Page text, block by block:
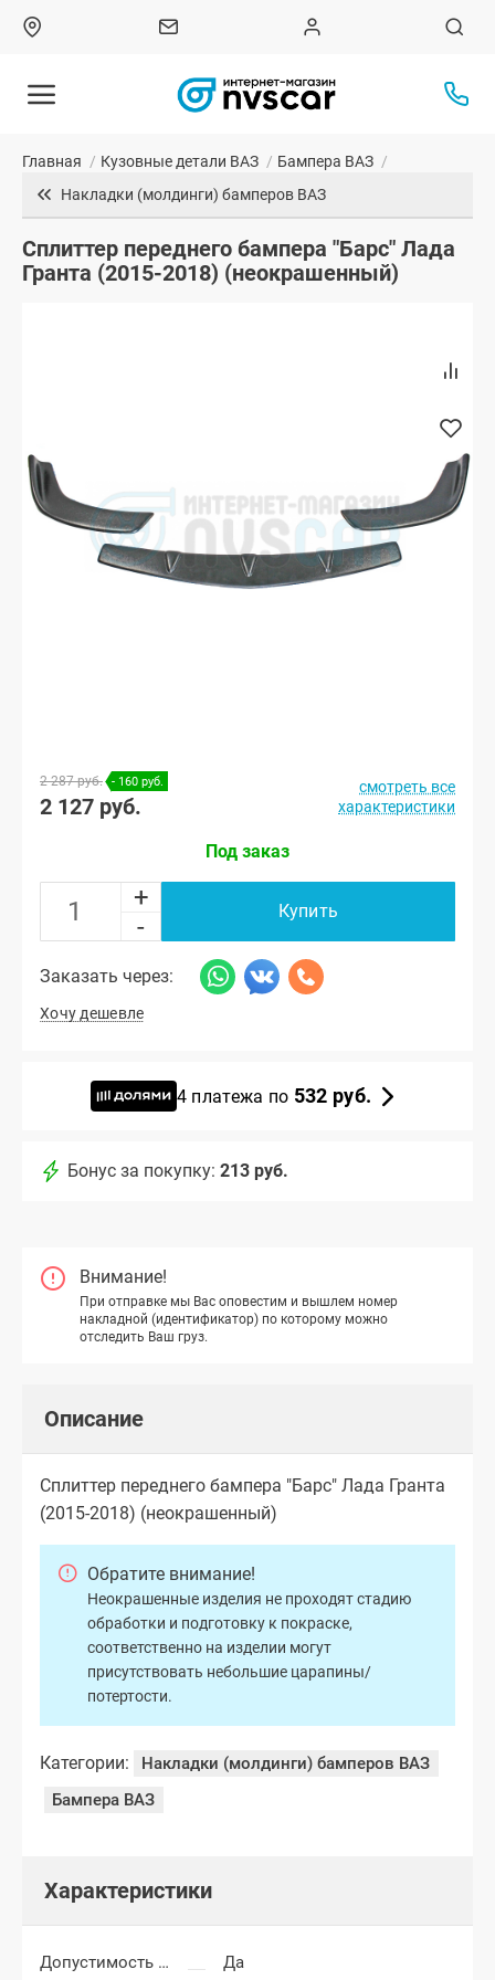
Главная / Кузовные детали ВАЗ / Бампера ВАЗ /
Накладки (молдинги) бамперов ВАЗ
Сплиттер переднего бампера "Барс" Лада
Гранта (2015-2018) (неокрашенный)
2 287 руб. - 160 руб.
2 127 руб.
смотреть все
характеристики
Под заказ
+
-
Купить
Заказать через:
Хочу дешевле
4 платежа по 532 руб.
Бонус за покупку: 213 руб.
Внимание!
При отправке мы Вас оповестим и вышлем номер
накладной (идентификатор) по которому можно
отследить Ваш груз.
Описание
Сплиттер переднего бампера "Барс" Лада Гранта
(2015-2018) (неокрашенный)
Обратите внимание!
Неокрашенные изделия не проходят стадию
обработки и подготовку к покраске,
соответственно на изделии могут
присутствовать небольшие царапины/
потертости.
Категории:
Накладки (молдинги) бамперов ВАЗ
Бампера ВАЗ
Характеристики
Допустимость мелких царапин Да